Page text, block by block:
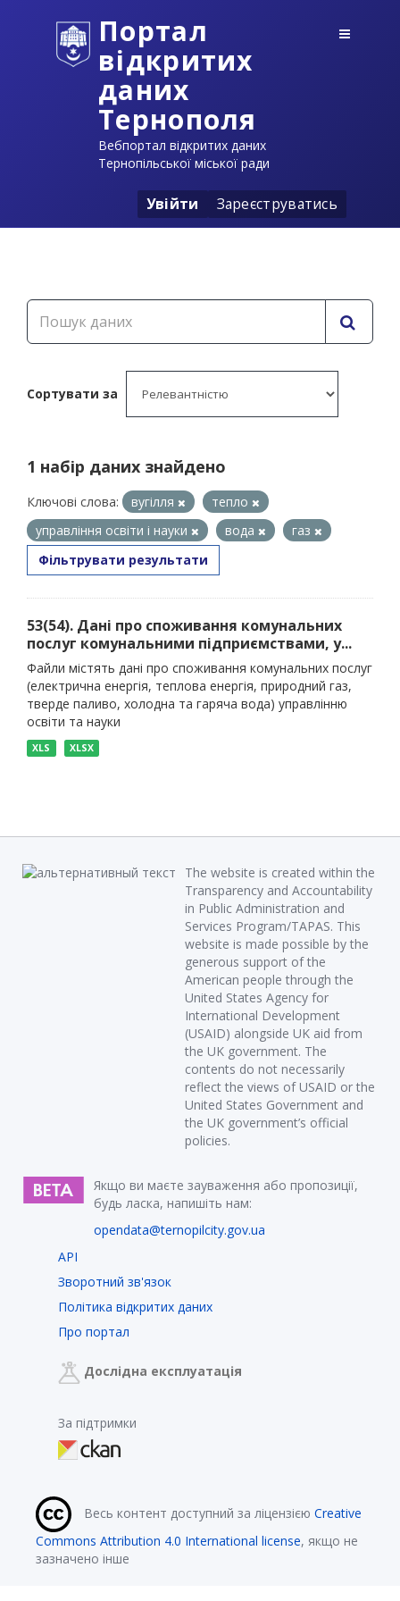
Портал
відкритих
даних
Тернополя
Вебпортал відкритих даних
Тернопільської міської ради
Увійти Зареєструватись
Сортувати за
1 набір даних знайдено
Ключові слова: вугілля
тепло
управління освіти і науки
вода
газ
Фільтрувати результати
53(54). Дані про споживання комунальних
послуг комунальними підприємствами, у...
Файли містять дані про споживання комунальних послуг
(електрична енергія, теплова енергія, природний газ,
тверде паливо, холодна та гаряча вода) управлінню
освіти та науки
XLS XLSX
The website is created within the
Transparency and Accountability
in Public Administration and
Services Program/TAPAS. This
website is made possible by the
generous support of the
American people through the
United States Agency for
International Development
(USAID) alongside UK aid from
the UK government. The
contents do not necessarily
reflect the views of USAID or the
United States Government and
the UK government’s official
policies.
Якщо ви маєте зауваження або пропозиції,
будь ласка, напишіть нам:
opendata@ternopilcity.gov.ua
API
Зворотний зв'язок
Політика відкритих даних
Про портал
Дослідна експлуатація
За підтримки
Весь контент доступний за ліцензією Creative
Commons Attribution 4.0 International license, якщо не
зазначено інше